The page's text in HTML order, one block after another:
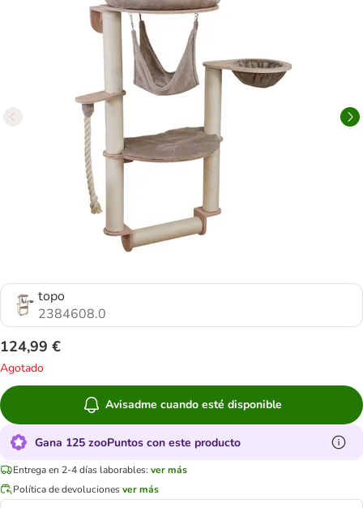
topo
2384608.0
124,99 €
Agotado
Avisadme cuando esté disponible
Gana 125 zooPuntos con este producto
Entrega en 2-4 días laborables: ver más
Política de devolucionesver más